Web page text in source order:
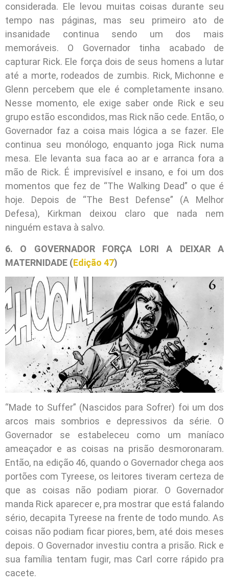
considerada. Ele levou muitas coisas durante seu
tempo nas páginas, mas seu primeiro ato de
insanidade continua sendo um dos mais
memoráveis. O Governador tinha acabado de
capturar Rick. Ele força dois de seus homens a lutar
até a morte, rodeados de zumbis. Rick, Michonne e
Glenn percebem que ele é completamente insano.
Nesse momento, ele exige saber onde Rick e seu
grupo estão escondidos, mas Rick não cede. Então, o
Governador faz a coisa mais lógica a se fazer. Ele
continua seu monólogo, enquanto joga Rick numa
mesa. Ele levanta sua faca ao ar e arranca fora a
mão de Rick. É imprevisível e insano, e foi um dos
momentos que fez de “The Walking Dead” o que é
hoje. Depois de “The Best Defense” (A Melhor
Defesa), Kirkman deixou claro que nada nem
ninguém estava à salvo.
6. O GOVERNADOR FORÇA LORI A DEIXAR A
MATERNIDADE (Edição 47)
“Made to Suffer” (Nascidos para Sofrer) foi um dos
arcos mais sombrios e depressivos da série. O
Governador se estabeleceu como um maníaco
ameaçador e as coisas na prisão desmoronaram.
Então, na edição 46, quando o Governador chega aos
portões com Tyreese, os leitores tiveram certeza de
que as coisas não podiam piorar. O Governador
manda Rick aparecer e, pra mostrar que está falando
sério, decapita Tyreese na frente de todo mundo. As
coisas não podiam ficar piores, bem, até dois meses
depois. O Governador investiu contra a prisão. Rick e
sua família tentam fugir, mas Carl corre rápido pra
cacete.